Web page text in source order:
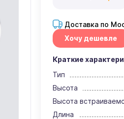
Доставка по
Хочу дешевле
Краткие
Тип
Высота
Высота
Длина